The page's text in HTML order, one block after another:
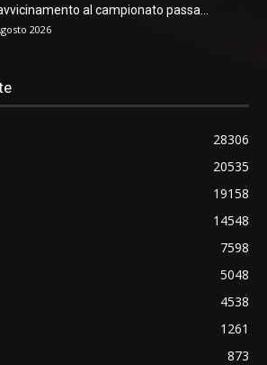
al campionato passa...
2026
28306
20535
19158
14548
7598
5048
4538
1261
873